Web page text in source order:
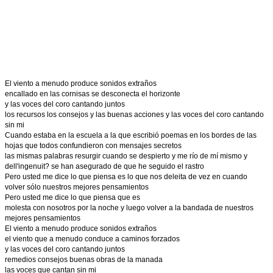
El viento a menudo produce sonidos extraños
encallado en las cornisas se desconecta el horizonte
y las voces del coro cantando juntos
los recursos los consejos y las buenas acciones y las voces del coro cantando
sin mi
Cuando estaba en la escuela a la que escribió poemas en los bordes de las
hojas que todos confundieron con mensajes secretos
las mismas palabras resurgir cuando se despierto y me río de mí mismo y
dell'ingenuit? se han asegurado de que he seguido el rastro
Pero usted me dice lo que piensa es lo que nos deleita de vez en cuando
volver sólo nuestros mejores pensamientos
Pero usted me dice lo que piensa que es
molesta con nosotros por la noche y luego volver a la bandada de nuestros
mejores pensamientos
El viento a menudo produce sonidos extraños
el viento que a menudo conduce a caminos forzados
y las voces del coro cantando juntos
remedios consejos buenas obras de la manada
las voces que cantan sin mi